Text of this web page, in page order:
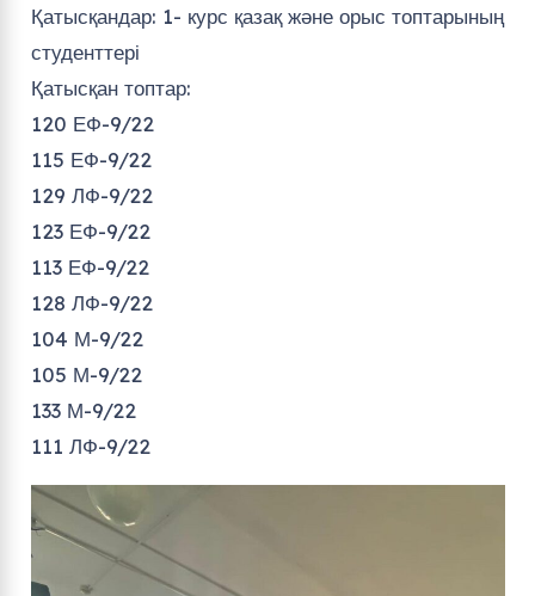
Қатысқандар: 1- курс қазақ және орыс топтарының
студенттері
Қатысқан топтар:
120 ЕФ-9/22
115 ЕФ-9/22
129 ЛФ-9/22
123 ЕФ-9/22
113 ЕФ-9/22
128 ЛФ-9/22
104 М-9/22
105 М-9/22
133 М-9/22
111 ЛФ-9/22